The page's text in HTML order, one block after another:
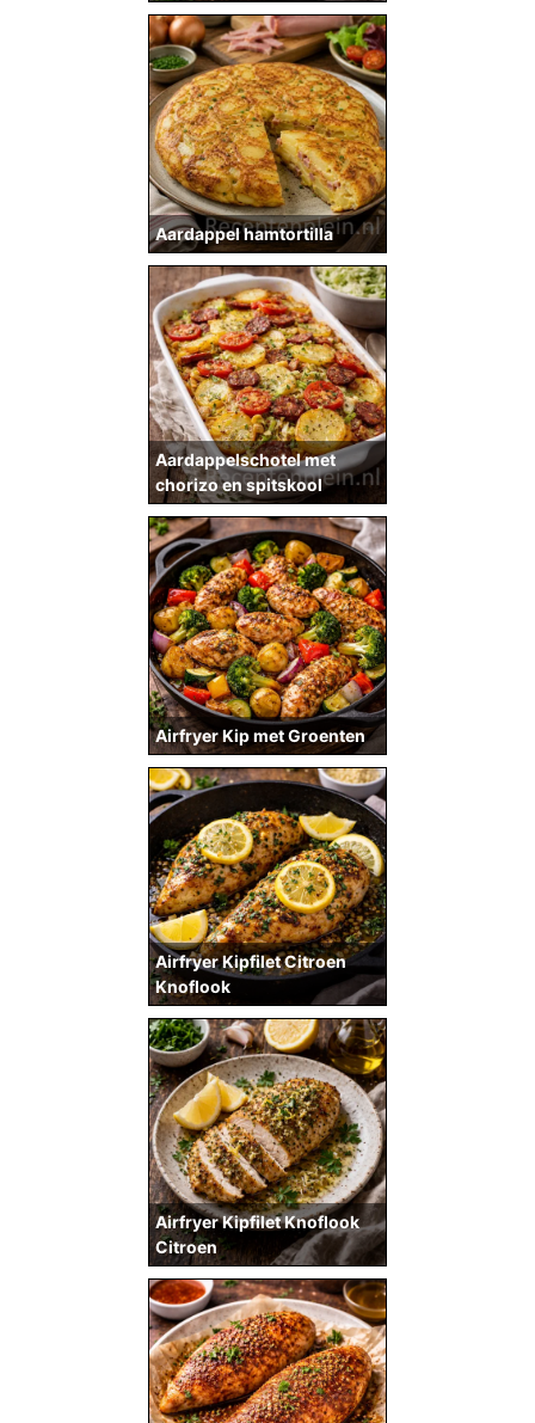
Aardappel hamtortilla
Aardappelschotel met
chorizo en spitskool
Airfryer Kip met Groenten
Airfryer Kipfilet Citroen
Knoflook
Airfryer Kipfilet Knoflook
Citroen